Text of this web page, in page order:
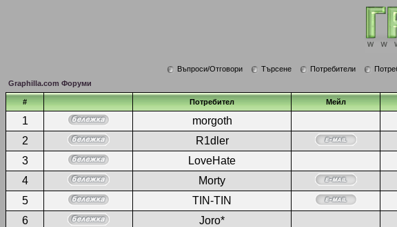
Въпроси/Отговори Търсене Потребители
Graphilla.com Форуми
# Потребител Мейл
1 morgoth
2
R1dler
3
LoveHate
4
Morty
5
TIN-TIN
6
Joro*